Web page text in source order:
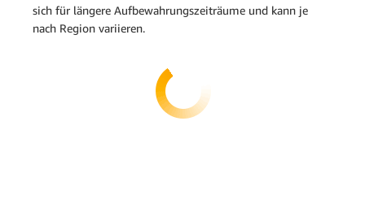
sich für längere Aufbewahrungszeiträume und kann je
nach Region variieren.